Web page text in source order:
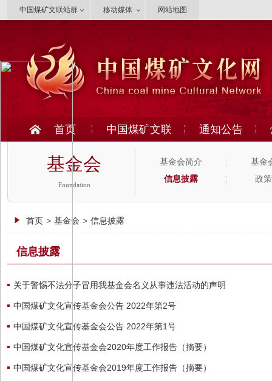
中国煤矿文联站群 移动媒体 网站地图
首页 中国煤矿文联 通知公告
基金会
Foundation
基金会简介
基金
信息披露
政
首页 > 基金会 > 信息披露
信息披露
关于警惕不法分子冒用我基金会名义从事违法活动的声明
中国煤矿文化宣传基金会公告 2022年第2号
中国煤矿文化宣传基金会公告 2022年第1号
中国煤矿文化宣传基金会2020年度工作报告（摘要）
中国煤矿文化宣传基金会2019年度工作报告（摘要）